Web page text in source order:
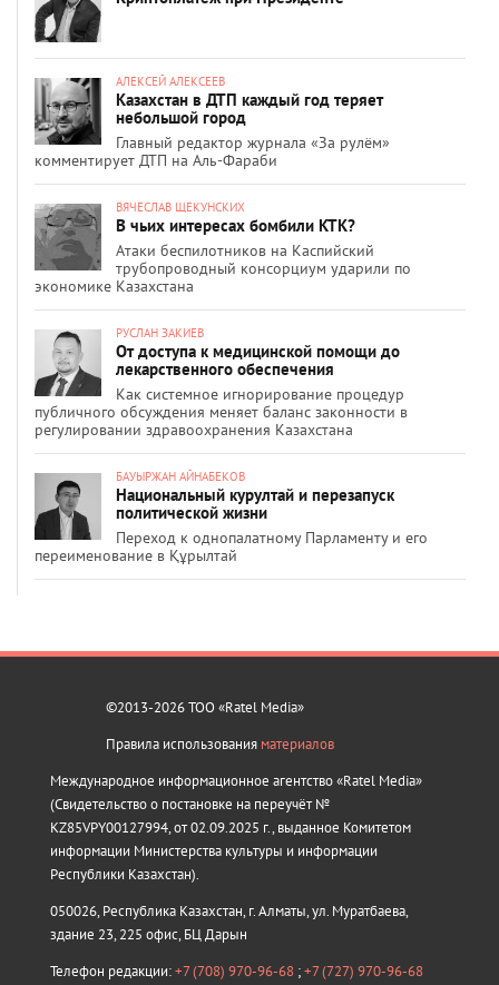
АЛЕКСЕЙ АЛЕКСЕЕВ
Казахстан в ДТП каждый год теряет
небольшой город
Главный редактор журнала «За рулём»
комментирует ДТП на Аль-Фараби
ВЯЧЕСЛАВ ЩЕКУНСКИХ
В чьих интересах бомбили КТК?
Атаки беспилотников на Каспийский
трубопроводный консорциум ударили по
экономике Казахстана
РУСЛАН ЗАКИЕВ
От доступа к медицинской помощи до
лекарственного обеспечения
Как системное игнорирование процедур
публичного обсуждения меняет баланс законности в
регулировании здравоохранения Казахстана
БАУЫРЖАН АЙНАБЕКОВ
Национальный курултай и перезапуск
политической жизни
Переход к однопалатному Парламенту и его
переименование в Құрылтай
©2013-2026 ТОО «Ratel Media»
Правила использования материалов
Международное информационное агентство «Ratel Media»
(Свидетельство о постановке на переучёт №
KZ85VPY00127994, от 02.09.2025 г., выданное Комитетом
информации Министерства культуры и информации
Республики Казахстан).
050026, Республика Казахстан, г. Алматы, ул. Муратбаева,
здание 23, 225 офис, БЦ Дарын
Телефон редакции:+7 (708) 970-96-68 ;+7 (727) 970-96-68